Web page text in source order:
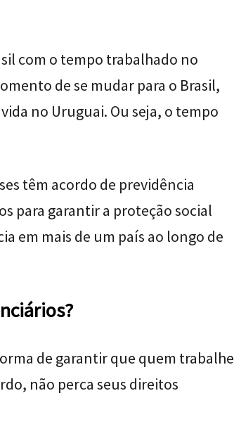
com o tempo trabalhado no
de se mudar para o Brasil,
no Uruguai. Ou seja, o tempo
têm acordo de previdência
para garantir a proteção social
em mais de um país ao longo de
de garantir que quem trabalhe
não perca seus direitos